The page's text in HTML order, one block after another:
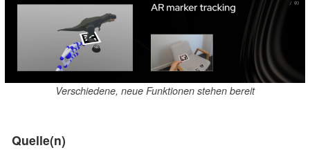
Verschiedene, neue Funktionen stehen bereit
Quelle(n)